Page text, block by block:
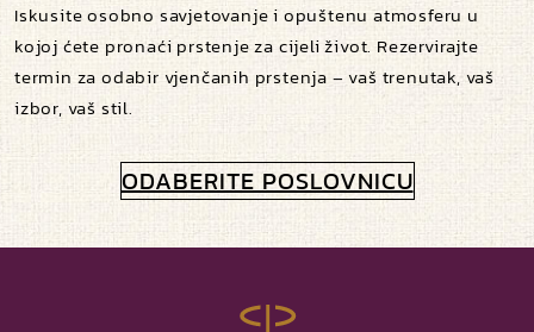
Iskusite osobno savjetovanje i opuštenu atmosferu u
kojoj ćete pronaći prstenje za cijeli život. Rezervirajte
termin za odabir vjenčanih prstenja – vaš trenutak, vaš
izbor, vaš stil.
ODABERITE POSLOVNICU